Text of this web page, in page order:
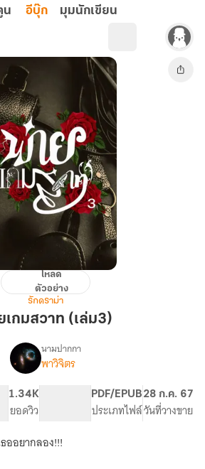
น อีบุ๊ก มุมนักเขียน
โหลด
ตัวอย่าง
รักดราม่า
เกมสวาท (เล่ม3)
เรื่อง
นามปากกา
พาวิจิตร
1.34K
ยอดวิว
PDF/EPUB
ประเภทไฟล์
28 ก.ค. 67
วันที่วางขาย
ออยากลอง!!!